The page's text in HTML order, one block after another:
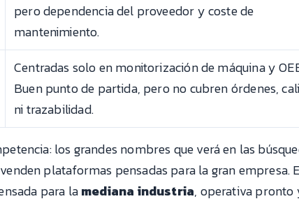
pero dependencia del proveedor y coste de
mantenimiento.
Centradas solo en monitorización de máquina y
Buen punto de partida, pero no cubren órdenes,
ni trazabilidad.
los grandes nombres que verá en las
venden plataformas pensadas para la gran
para lamediana industria, operativa pronto